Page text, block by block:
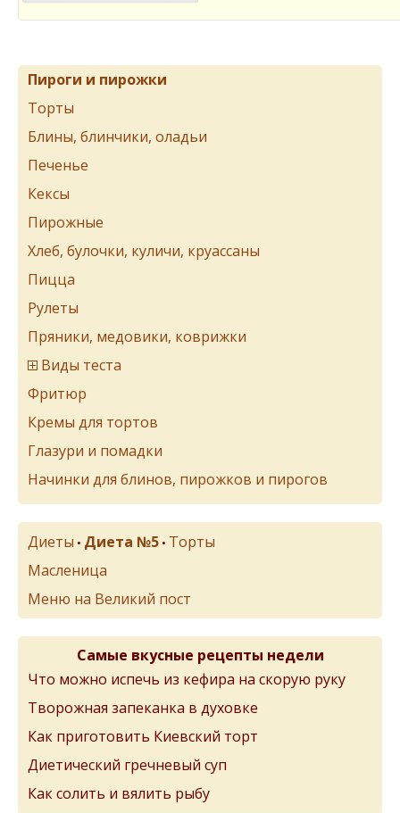
Пироги и пирожки
Торты
Блины, блинчики, оладьи
Печенье
Кексы
Пирожные
Хлеб, булочки, куличи, круассаны
Пицца
Рулеты
Пряники, медовики, коврижки
Виды теста
Фритюр
Кремы для тортов
Глазури и помадки
Начинки для блинов, пирожков и пирогов
Диеты • Диета №5 • Торты
Масленица
Меню на Великий пост
Самые вкусные рецепты недели
Что можно испечь из кефира на скорую руку
Творожная запеканка в духовке
Как приготовить Киевский торт
Диетический гречневый суп
Как солить и вялить рыбу